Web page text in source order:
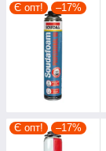
Є опт! –17%
Є опт! –17%